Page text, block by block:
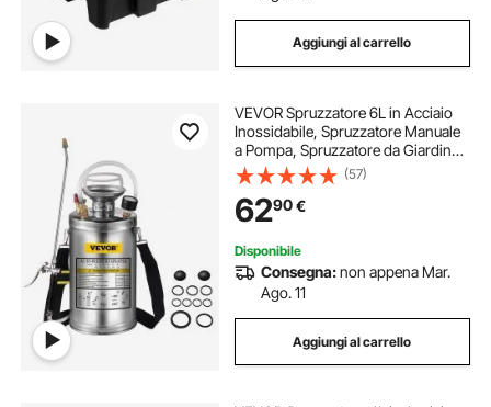
Aggiungi al carrello
VEVOR Spruzzatore 6L in Acciaio
Inossidabile, Spruzzatore Manuale
a Pompa, Spruzzatore da Giardino
Rinforzato a Pressione da 3,3
Pollici, Spruzzatore per
Giardinaggio Domestico e Pulizia
del Terreno
(57)
6290€
Disponibile
Consegna:non appena Mar.
Ago. 11
Aggiungi al carrello